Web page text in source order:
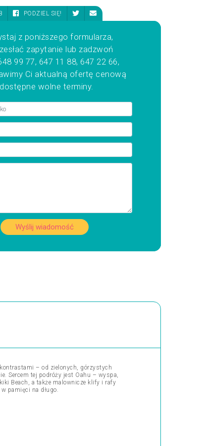
PODZIEL SIĘ!
z poniższego formularza,
zapytanie lub zadzwoń
99 77, 647 11 88, 647 22 66,
Ci aktualną ofertę cenową
wolne terminy.
Wyślij wiadomość
– od zielonych, górzystych
Sercem tej podróży jest Oahu – wyspa,
Beach, a także malownicze klify i rafy
pamięci na długo.